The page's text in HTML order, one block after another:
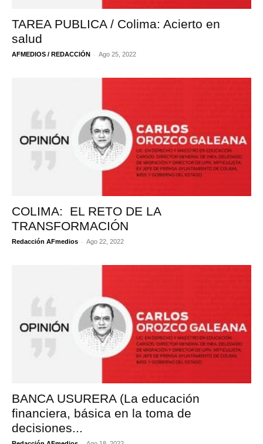
TAREA PUBLICA / Colima: Acierto en
salud
AFMEDIOS / REDACCIÓN - Ago 25, 2022
COLIMA: EL RETO DE LA
TRANSFORMACIÓN
Redacción AFmedios - Ago 22, 2022
BANCA USURERA (La educación
financiera, básica en la toma de
decisiones...